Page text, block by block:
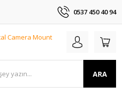
0537 450 40 94
ARA